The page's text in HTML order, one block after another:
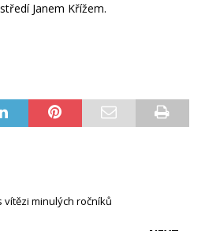
Janem Křížem.
vítězi minulých ročníků